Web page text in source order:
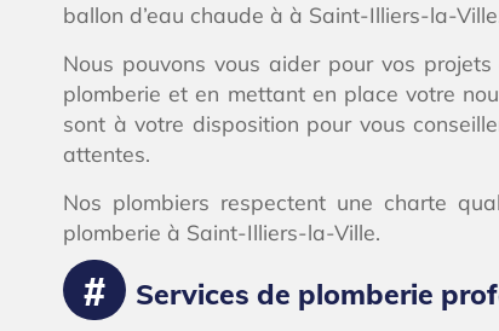
ballon d’eau chaude à à Saint-Illiers-la-
Nous pouvons vous aider pour vos
plomberie et en mettant en place votre
sont à votre disposition pour vous
attentes.
Nos plombiers respectent une charte
plomberie à Saint-Illiers-la-Ville.
Services de plomberie